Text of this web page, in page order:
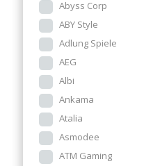
Abyss Corp
ABY Style
Adlung Spiele
AEG
Albi
Ankama
Atalia
Asmodee
ATM Gaming